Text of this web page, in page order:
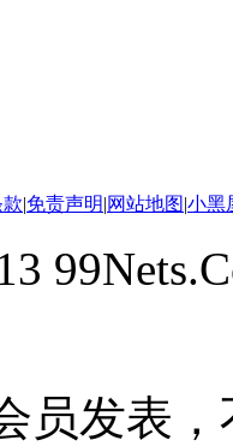
|免责声明|网站地图|小黑
员发表